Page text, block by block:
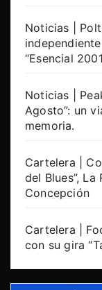
Noticias |
“Esencial
Noticias |
Agosto”: un
memoria.
Cartelera |
del Blues”,
Concepción
Cartelera |
con su gira